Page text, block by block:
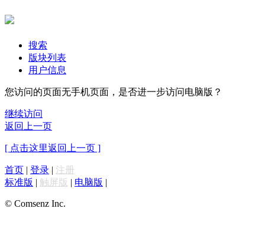
搜索
版块列表
用户信息
您访问的页面无手机页面，是否进一步访问电脑版？
继续访问
返回上一页
[ 点击这里返回上一页 ]
首页 | 登录 | 注册
标准版 | 触屏版 | 电脑版 |
© Comsenz Inc.